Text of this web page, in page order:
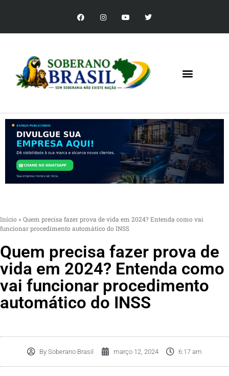
Início » Quem precisa fazer prova de vida em 2024? Entenda como vai
funcionar procedimento automático do INSS
Quem precisa fazer prova de
vida em 2024? Entenda como
vai funcionar procedimento
automático do INSS
By Soberano Brasil março 12, 2024 6:17 am